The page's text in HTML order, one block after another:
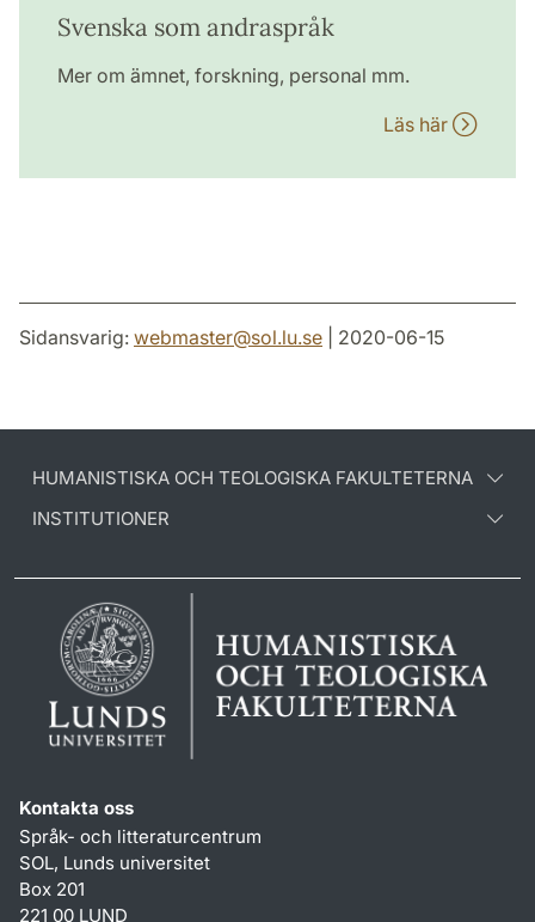
Svenska som andraspråk
Mer om ämnet, forskning, personal mm.
Läs här
Sidansvarig: webmaster@sol.lu.se | 2020-06-15
HUMANISTISKA OCH TEOLOGISKA FAKULTETERNA
INSTITUTIONER
Kontakta oss
Språk- och litteraturcentrum
SOL, Lunds universitet
Box 201
221 00 LUND